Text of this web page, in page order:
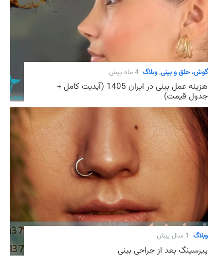
گوش، حلق و بینی,وبلاگ 4 ماه پیش
هزینه عمل بینی در ایران 1405 (آپدیت کامل +
جدول قیمت)
وبلاگ 1 سال پیش
پیرسینگ بعد از جراحی بینی